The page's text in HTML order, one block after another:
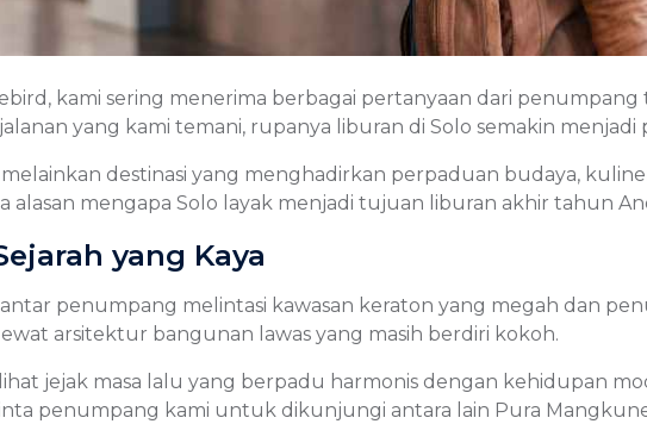
kami sering menerima berbagai pertanyaan dari
yang kami temani, rupanya liburan di Solo semakin menjadi
destinasi yang menghadirkan perpaduan budaya,
mengapa Solo layak menjadi tujuan liburan akhir tahun
yang Kaya
penumpang melintasi kawasan keraton yang megah dan
arsitektur bangunan lawas yang masih berdiri kokoh.
jejak masa lalu yang berpadu harmonis dengan kehidupan
penumpang kami untuk dikunjungi antara lain Pura